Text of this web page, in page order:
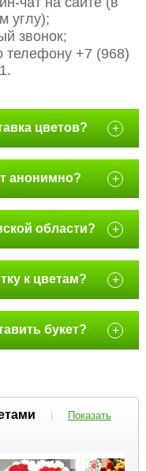
углу);
звонок;
телефону +7 (968)
цветов? +
анонимно? +
области? +
к цветам? +
букет? +
|
Показать